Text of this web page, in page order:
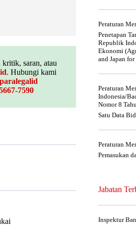
saran, atau
. Hubungi kami
7590
Peraturan
Penetapan
Republik
Ekonomi
and Japan
Peraturan
Indonesia/
Nomor 8
Satu Data
Peraturan
Pemasukan
Jabatan
Inspektur